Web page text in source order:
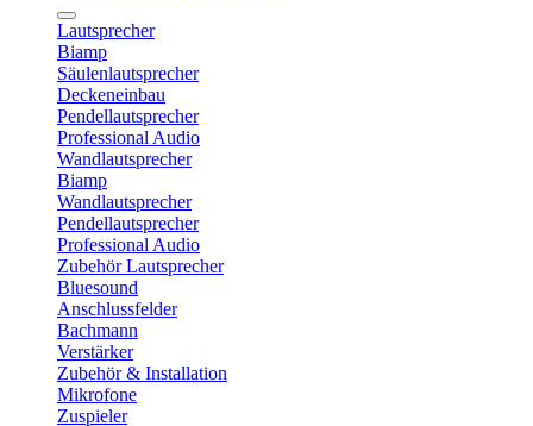
Lautsprecher
Biamp
Säulenlautsprecher
Deckeneinbau
Pendellautsprecher
Professional Audio
Wandlautsprecher
Biamp
Wandlautsprecher
Pendellautsprecher
Professional Audio
Zubehör Lautsprecher
Bluesound
Anschlussfelder
Bachmann
Verstärker
Zubehör & Installation
Mikrofone
Zuspieler